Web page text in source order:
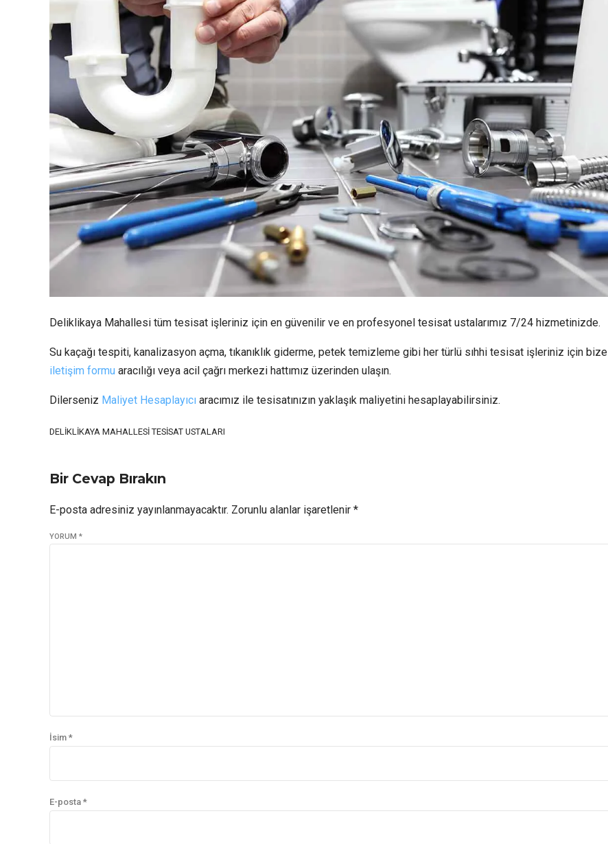
Deliklikaya Mahallesi tüm tesisat işleriniz için en güvenilir ve en profesyonel tesisat ustalarımız 7/24 hizmetinizde.
Su kaçağı tespiti, kanalizasyon açma, tıkanıklık giderme, petek temizleme gibi her türlü sıhhi tesisat işleriniz için bize
iletişim formu aracılığı veya acil çağrı merkezi hattımız üzerinden ulaşın.
Dilerseniz Maliyet Hesaplayıcı aracımız ile tesisatınızın yaklaşık maliyetini hesaplayabilirsiniz.
DELIKLIKAYA MAHALLESI TESISAT USTALARI
Bir Cevap Bırakın
E-posta adresiniz yayınlanmayacaktır. Zorunlu alanlar işaretlenir *
YORUM *
İsim *
E-posta *